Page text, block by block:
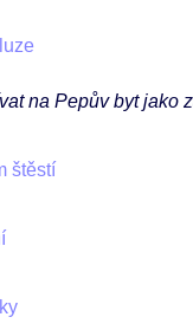
na Pepův byt jako
štěstí